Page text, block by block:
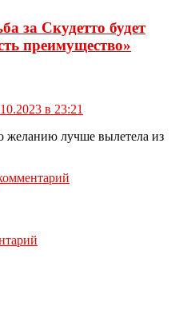
за Скудетто будет
преимущество»
в 23:21
желанию лучше вылетела из